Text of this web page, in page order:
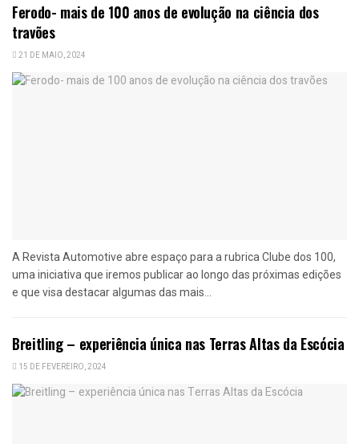
Ferodo- mais de 100 anos de evolução na ciência dos
travões
21 DE MAIO, 2024
A Revista Automotive abre espaço para a rubrica Clube dos 100,
uma iniciativa que iremos publicar ao longo das próximas edições
e que visa destacar algumas das mais...
Breitling – experiência única nas Terras Altas da Escócia
15 DE FEVEREIRO, 2024